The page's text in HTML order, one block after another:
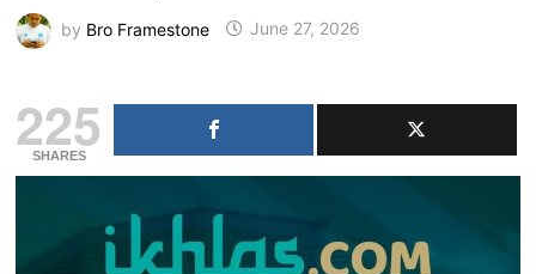
by Bro Framestone June 27, 2026
225
SHARES